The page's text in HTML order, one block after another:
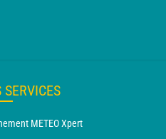
SERVICES
METEO Xpert